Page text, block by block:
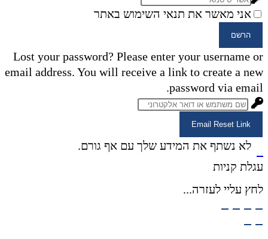
אני מאשר את תנאי השימוש באתר
הרשם
Lost your password? Please enter your username or
email address. You will receive a link to create a new
password via email.
Email Reset Link
לא נשתף את המידע שלך עם אף גורם.
×
×
עגלת קניות
לחץ עליי לעזרה...